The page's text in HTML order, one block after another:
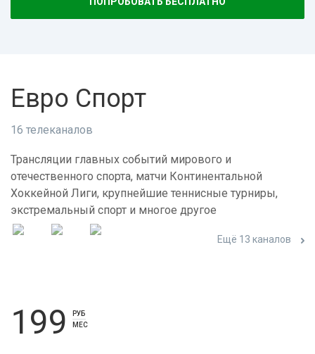
Евро Спорт
16 телеканалов
Трансляции главных событий мирового и
отечественного спорта, матчи Континентальной
Хоккейной Лиги, крупнейшие теннисные турниры,
экстремальный спорт и многое другое
Ещё 13 каналов
199
РУБ
МЕС